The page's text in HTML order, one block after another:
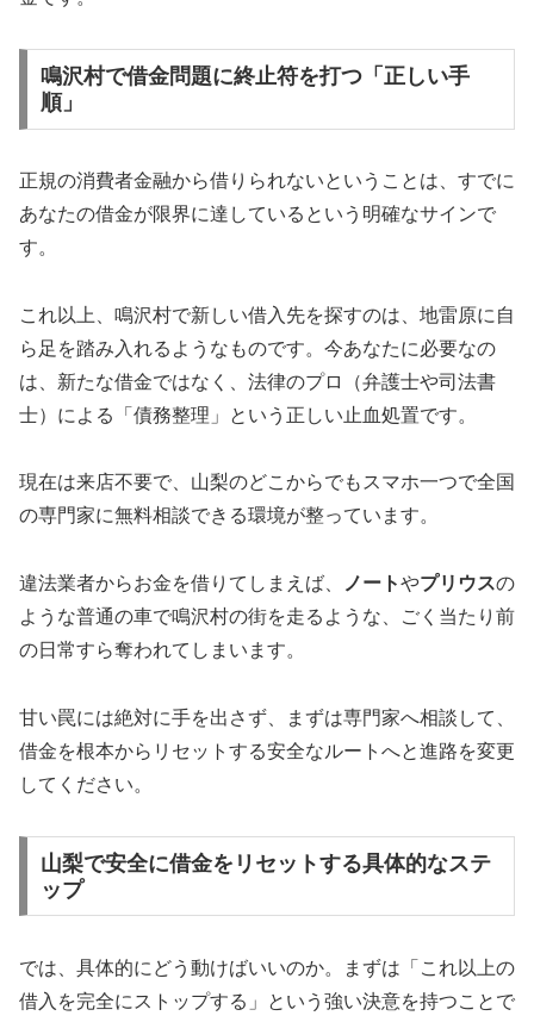
鳴沢村で借金問題に終止符を打つ「正しい手
順」
正規の消費者金融から借りられないということは、すでに
あなたの借金が限界に達しているという明確なサインで
す。
これ以上、鳴沢村で新しい借入先を探すのは、地雷原に自
ら足を踏み入れるようなものです。今あなたに必要なの
は、新たな借金ではなく、法律のプロ（弁護士や司法書
士）による「債務整理」という正しい止血処置です。
現在は来店不要で、山梨のどこからでもスマホ一つで全国
の専門家に無料相談できる環境が整っています。
違法業者からお金を借りてしまえば、 ノートやプリウスの
ような普通の車で鳴沢村の街を走るような、ごく当たり前
の日常すら奪われてしまいます。
甘い罠には絶対に手を出さず、まずは専門家へ相談して、
借金を根本からリセットする安全なルートへと進路を変更
してください。
山梨で安全に借金をリセットする具体的なステ
ップ
では、具体的にどう動けばいいのか。まずは「これ以上の
借入を完全にストップする」という強い決意を持つことで